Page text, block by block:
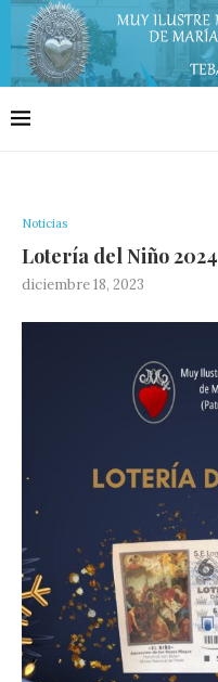
Noticias
Lotería del Niño 2024
diciembre 18, 2023